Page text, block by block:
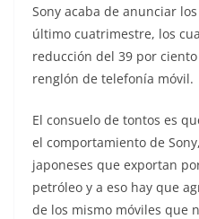
Sony acaba de anunciar
último cuatrimestre, los
reducción del 39 por
renglón de telefonía móvil.
El consuelo de tontos es
el comportamiento de
japoneses que exportan
petróleo y a eso hay que
de los mismo móviles que